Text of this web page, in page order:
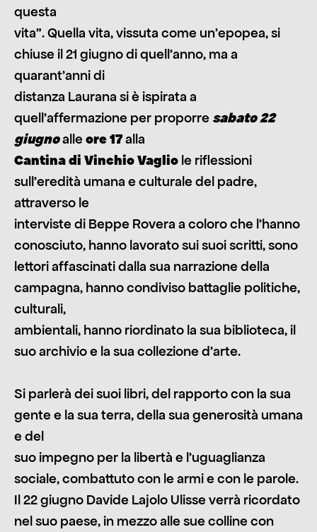
questa
vita”. Quella vita, vissuta come un’epopea, si
chiuse il 21 giugno di quell’anno, ma a
quarant’anni di
distanza Laurana si è ispirata a
quell’affermazione per proporre sabato 22
giugnoalle ore 17alla
Cantina di Vinchio Vaglio le riflessioni
sull’eredità umana e culturale del padre,
attraverso le
interviste di Beppe Rovera a coloro che l’hanno
conosciuto, hanno lavorato sui suoi scritti, sono
lettori affascinati dalla sua narrazione della
campagna, hanno condiviso battaglie politiche,
culturali,
ambientali, hanno riordinato la sua biblioteca, il
suo archivio e la sua collezione d’arte.
Si parlerà dei suoi libri, del rapporto con la sua
gente e la sua terra, della sua generosità umana
e del
suo impegno per la libertà e l’uguaglianza
sociale, combattuto con le armi e con le parole.
Il 22 giugno Davide Lajolo Ulisse verrà ricordato
nel suo paese, in mezzo alle sue colline con